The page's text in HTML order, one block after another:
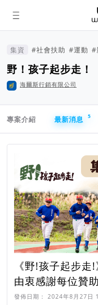
集資 #社會扶助 #運動 #
野！孩子起步走！
海爾斯行銷有限公司
專案介紹
最新消息 5
《野!孩子起步
由衷感謝每位贊
發佈日期： 2024年8月27日